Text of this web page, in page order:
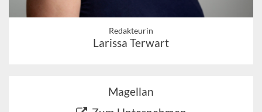
Redakteurin
Larissa Terwart
Magellan